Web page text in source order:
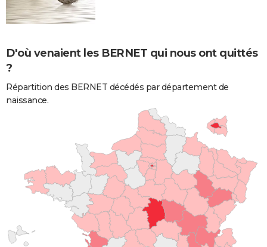
D'où venaient les BERNET qui nous ont quittés
?
Répartition des BERNET décédés par département de
naissance.